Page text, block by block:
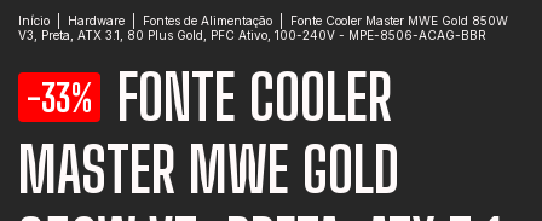
Início Hardware Fontes de Alimentação
Fonte Cooler Master MWE Gold 850W
V3, Preta, ATX 3.1, 80 Plus Gold, PFC Ativo, 100-240V - MPE-8506-ACAG-BBR
-33%
FONTE COOLER
MASTER MWE GOLD